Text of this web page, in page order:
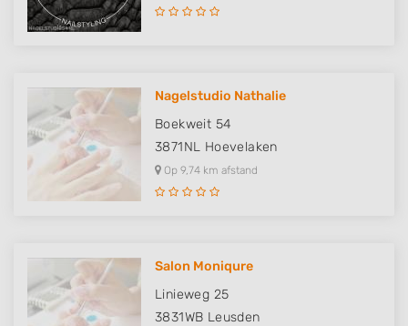
Nagelstudio Nathalie
Boekweit 54
3871NL Hoevelaken
Op 9,74 km afstand
Salon Moniqure
Linieweg 25
3831WB Leusden